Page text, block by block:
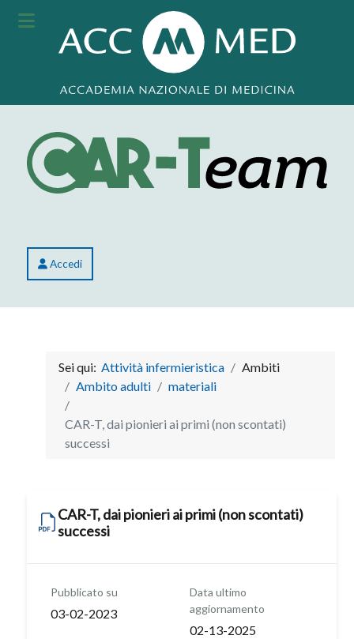
Accedi
Sei qui: Attività infermieristica
Ambiti
Ambito adulti
materiali
CAR-T, dai pionieri ai primi (non scontati)
successi
CAR-T, dai pionieri ai primi (non scontati)
successi
Pubblicato su
03-02-2023
Data ultimo
aggiornamento
02-13-2025